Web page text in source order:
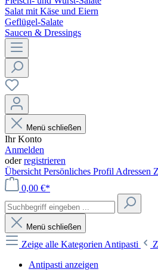
Salat mit Käse und Eiern
Geflügel-Salate
Saucen & Dressings
Menü schließen
Ihr Konto
Anmelden
oderregistrieren
Übersicht Persönliches Profil Adressen
0,00 €*
Menü schließen
Zeige alle Kategorien Antipasti
Antipasti anzeigen